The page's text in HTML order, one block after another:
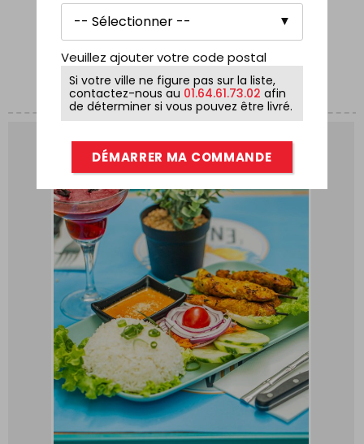
COMMANDE
Veuillez ajouter votre code postal
Si votre ville ne figure pas sur la liste,
contactez-nous au 01.64.61.73.02 afin
de déterminer si vous pouvez être livré.
DÉMARRER MA COMMANDE